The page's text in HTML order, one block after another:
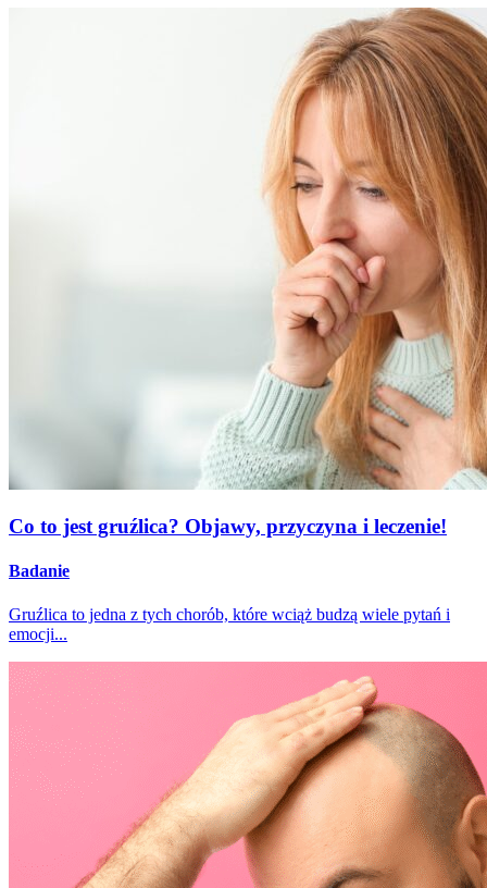
Co to jest gruźlica? Objawy, przyczyna i leczenie!
Badanie
Gruźlica to jedna z tych chorób, które wciąż budzą wiele pytań i
emocji...